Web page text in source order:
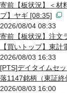
寄前【板状況】＜
プ】ヤギ [08:35]
2026/08/04 08:33
寄前【板状況】注文
【買いトップ】東
2026/08/03 16:33
[PTS]デイタイムセ
落1147銘柄（東証終
2026/08/03 16:00